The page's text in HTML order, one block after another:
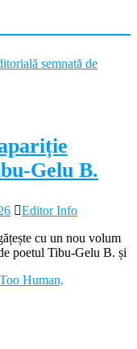
Gelu B.
Editor Info
cu un nou volum
poetul Tibu-Gelu B. și